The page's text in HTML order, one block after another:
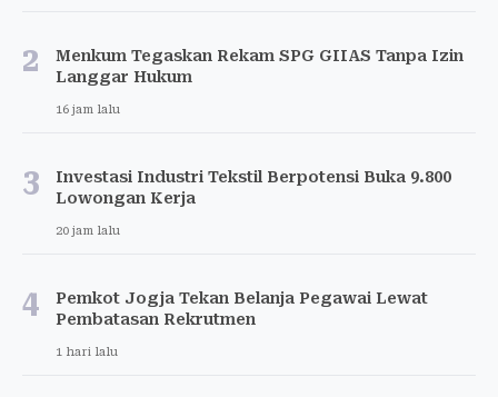
2
Menkum Tegaskan Rekam SPG GIIAS Tanpa Izin
Langgar Hukum
16 jam lalu
3
Investasi Industri Tekstil Berpotensi Buka 9.800
Lowongan Kerja
20 jam lalu
4
Pemkot Jogja Tekan Belanja Pegawai Lewat
Pembatasan Rekrutmen
1 hari lalu